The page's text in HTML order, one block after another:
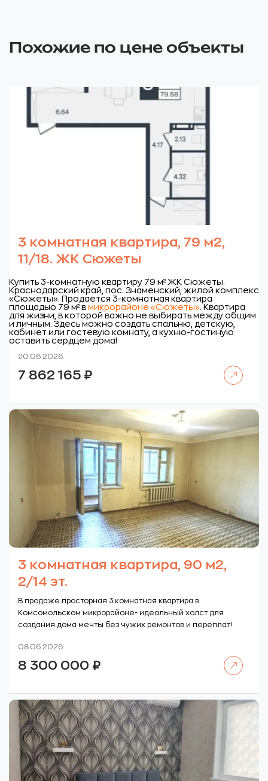
Похожие по цене объекты
3 комнатная квартира, 79 м2,
11/18. ЖК Сюжеты
Купить 3-комнатную квартиру 79 м² ЖК Сюжеты.
Краснодарский край, пос. Знаменский, жилой комплекс
«Сюжеты». Продается 3-комнатная квартира
площадью 79 м² в микрорайоне «Сюжеты». Квартира
для жизни, в которой важно не выбирать между общим
и личным. Здесь можно создать спальню, детскую,
кабинет или гостевую комнату, а кухню-гостиную
оставить сердцем дома!
20.06.2026
7 862 165 ₽
3 комнатная квартира, 90 м2,
2/14 эт.
В продаже просторная 3 комнатная квартира в
Комсомольском микрорайоне- идеальный холст для
создания дома мечты без чужих ремонтов и переплат!
08.06.2026
8 300 000 ₽